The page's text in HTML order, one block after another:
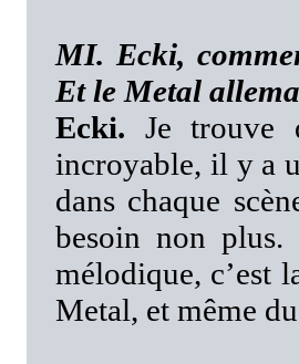
MI. Ecki,
Et le Metal
Ecki. Je trouve
incroyable, il y a
dans chaque
besoin non
mélodique, c’est
Metal, et même